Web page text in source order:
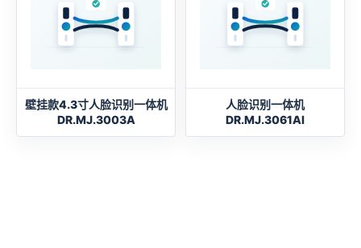
壁挂款4.3寸人脸识别一体机
DR.MJ.3003A
人脸识别一体机
DR.MJ.3061AI